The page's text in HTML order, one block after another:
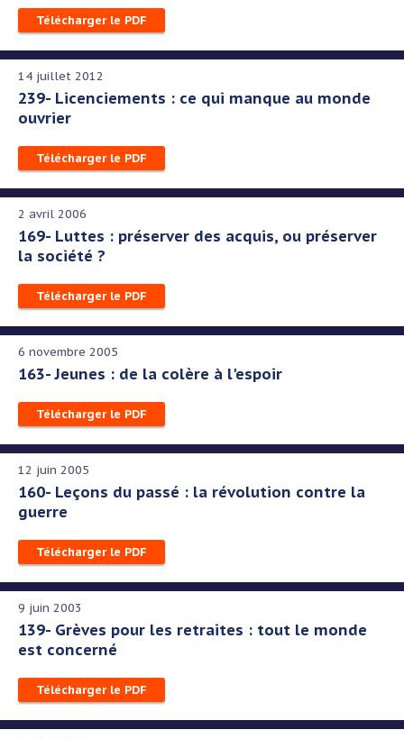
Télécharger le PDF
14 juillet 2012
239- Licenciements : ce qui manque au monde
ouvrier
Télécharger le PDF
2 avril 2006
169- Luttes : préserver des acquis, ou préserver
la société ?
Télécharger le PDF
6 novembre 2005
163- Jeunes : de la colère à l'espoir
Télécharger le PDF
12 juin 2005
160- Leçons du passé : la révolution contre la
guerre
Télécharger le PDF
9 juin 2003
139- Grèves pour les retraites : tout le monde
est concerné
Télécharger le PDF